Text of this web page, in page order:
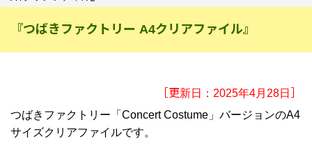
『つばきファクトリー A4クリアファイル』
［更新日：2025年4月28日］
つばきファクトリー「Concert Costume」バージョンのA4
サイズクリアファイルです。